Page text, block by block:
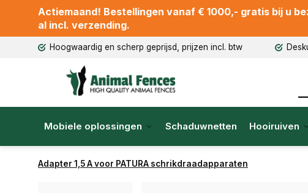
Actiemaand! Bestellingen vanaf € 1000,- gratis bij u
al incl. verzending.
Hoogwaardig en scherp geprijsd, prijzen incl. btw
Mobiele oplossingen Schaduwnetten Hooiruiven
Adapter 1,5 A voor PATURA schrikdraadapparaten